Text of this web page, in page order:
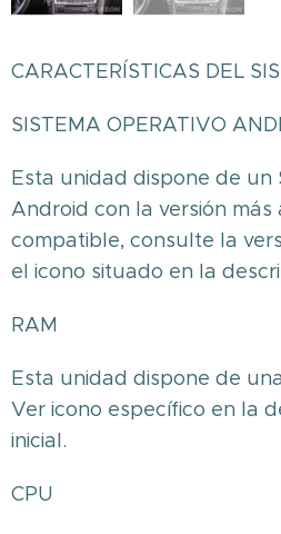
CARACTERÍSTICAS DEL
SISTEMA OPERATIVO
Esta unidad dispone de un
Android con la versión más
compatible, consulte la
el icono situado en la
RAM
Esta unidad dispone de
Ver icono específico en la
inicial.
CPU